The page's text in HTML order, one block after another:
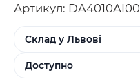
Артикул: DA4010AI00
Склад у Львові
Доступно